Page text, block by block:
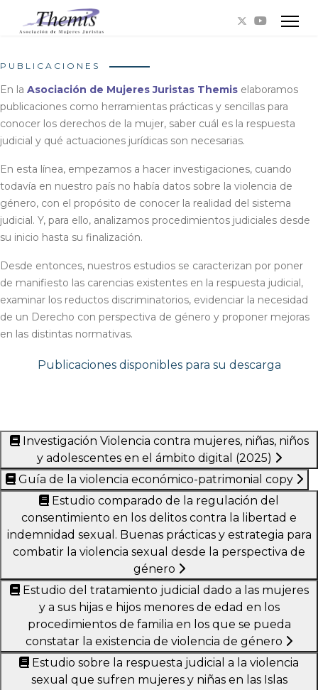
PUBLICACIONES
En la Asociación de Mujeres Juristas Themis elaboramos
publicaciones como herramientas prácticas y sencillas para
conocer los derechos de la mujer, saber cuál es la respuesta
judicial y qué actuaciones jurídicas son necesarias.
En esta línea, empezamos a hacer investigaciones, cuando
todavía en nuestro país no había datos sobre la violencia de
género, con el propósito de conocer la realidad del sistema
judicial. Y, para ello, analizamos procedimientos judiciales desde
su inicio hasta su finalización.
Desde entonces, nuestros estudios se caracterizan por poner
de manifiesto las carencias existentes en la respuesta judicial,
examinar los reductos discriminatorios, evidenciar la necesidad
de un Derecho con perspectiva de género y proponer mejoras
en las distintas normativas.
Publicaciones disponibles para su descarga
Investigación Violencia contra mujeres, niñas, niños
y adolescentes en el ámbito digital (2025)
Guía de la violencia económico-patrimonial copy
consentimiento en los delitos contra la libertad e
indemnidad sexual. Buenas prácticas y estrategia para
combatir la violencia sexual desde la perspectiva de
género
Estudio del tratamiento judicial dado a las mujeres
y a sus hijas e hijos menores de edad en los
procedimientos de familia en los que se pueda
constatar la existencia de violencia de género
sexual que sufren mujeres y niñas en las Islas